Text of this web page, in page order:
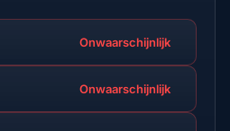
Onwaarschijnlijk
Onwaarschijnlijk